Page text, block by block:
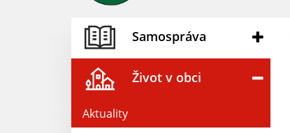
Samospráva
Život v obci
Aktuality